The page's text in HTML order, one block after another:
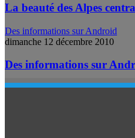
La beauté des Alpes
Des informations sur Android
dimanche 12 décembre 2010
Des informations sur